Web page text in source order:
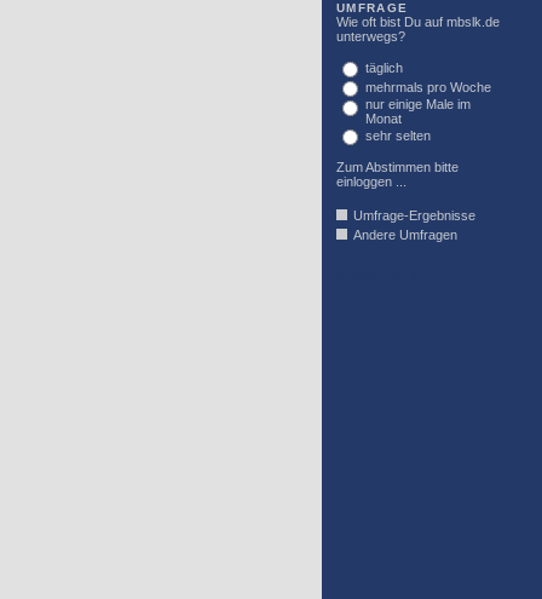
UMFRAGE
Wie oft bist Du auf mbslk.de
unterwegs?
täglich
mehrmals pro Woche
nur einige Male im
Monat
sehr selten
Zum Abstimmen bitte
einloggen ...
Umfrage-Ergebnisse
Andere Umfragen